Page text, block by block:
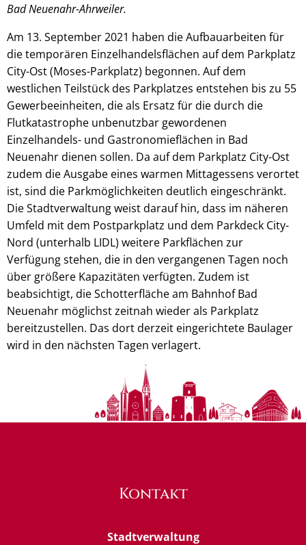
Bad Neuenahr-Ahrweiler.
Am 13. September 2021 haben die Aufbauarbeiten für
die temporären Einzelhandelsflächen auf dem Parkplatz
City-Ost (Moses-Parkplatz) begonnen. Auf dem
westlichen Teilstück des Parkplatzes entstehen bis zu 55
Gewerbeeinheiten, die als Ersatz für die durch die
Flutkatastrophe unbenutzbar gewordenen
Einzelhandels- und Gastronomieflächen in Bad
Neuenahr dienen sollen. Da auf dem Parkplatz City-Ost
zudem die Ausgabe eines warmen Mittagessens verortet
ist, sind die Parkmöglichkeiten deutlich eingeschränkt.
Die Stadtverwaltung weist darauf hin, dass im näheren
Umfeld mit dem Postparkplatz und dem Parkdeck City-
Nord (unterhalb LIDL) weitere Parkflächen zur
Verfügung stehen, die in den vergangenen Tagen noch
über größere Kapazitäten verfügten. Zudem ist
beabsichtigt, die Schotterfläche am Bahnhof Bad
Neuenahr möglichst zeitnah wieder als Parkplatz
bereitzustellen. Das dort derzeit eingerichtete Baulager
wird in den nächsten Tagen verlagert.
Kontakt
Stadtverwaltung